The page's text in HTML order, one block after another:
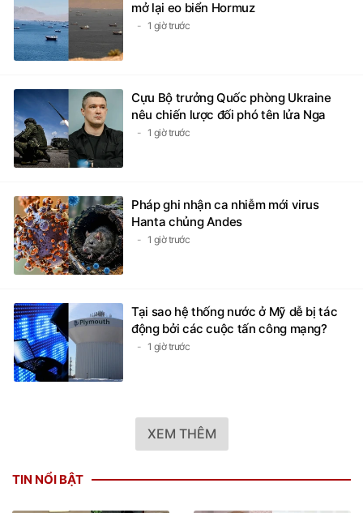
mở lại eo biển Hormuz
1 giờ trước
Cựu Bộ trưởng Quốc phòng Ukraine
nêu chiến lược đối phó tên lửa Nga
1 giờ trước
Pháp ghi nhận ca nhiễm mới virus
Hanta chủng Andes
1 giờ trước
Tại sao hệ thống nước ở Mỹ dễ bị tác
động bởi các cuộc tấn công mạng?
1 giờ trước
XEM THÊM
TIN NỔI BẬT